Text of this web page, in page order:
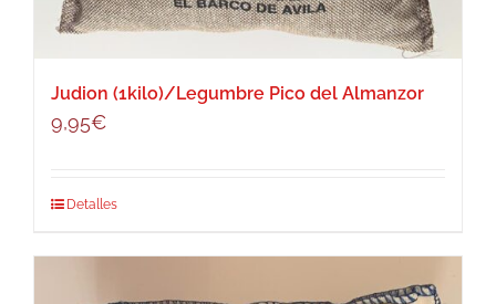
Judion (1kilo)/Legumbre Pico del Almanzor
9,95€
Detalles